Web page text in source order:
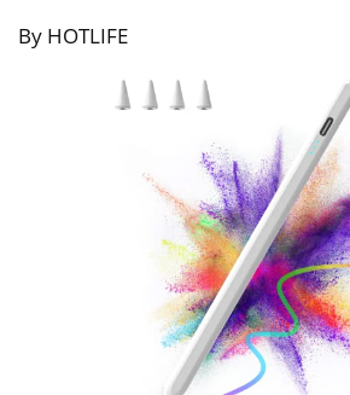
By HOTLIFE